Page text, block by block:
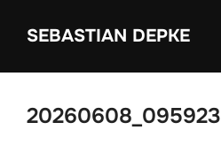
InhaltSEBASTIAN DEPKE
20260608_095923